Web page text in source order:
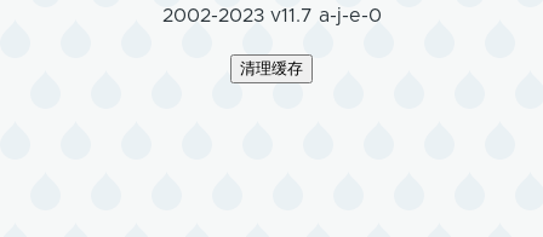
2002-2023 v11.7 a-j-e-0